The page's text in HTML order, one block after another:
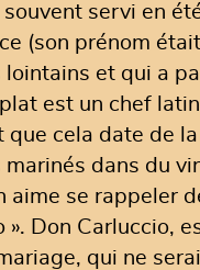
servi en
(son prénom
et qui a
est un chef
que cela date de
dans du
se rappeler
Don Carluccio,
qui ne